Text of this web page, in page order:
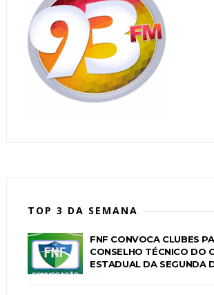
TOP 3 DA SEMANA
FNF CONVOCA CLUBES
CONSELHO TÉCNICO DO
ESTADUAL DA SEGUNDA